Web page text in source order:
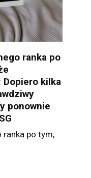
ranka po
kilka
ponownie
ranka po tym,